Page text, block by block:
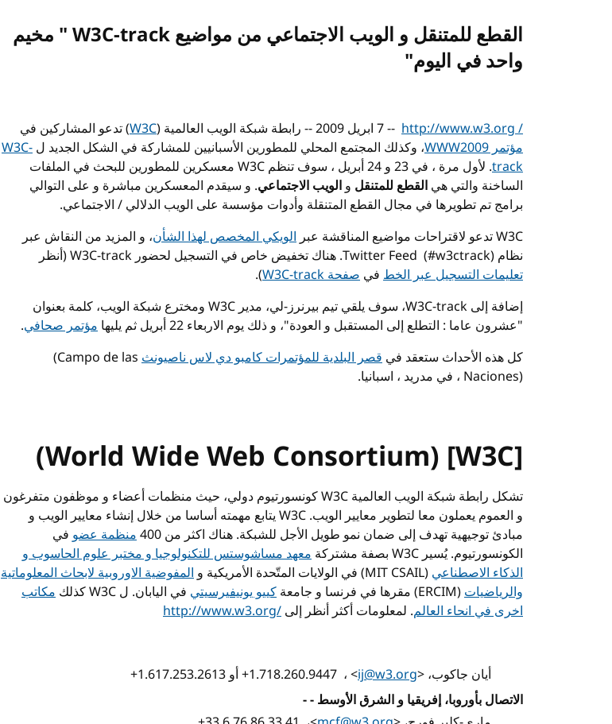
القطع للمتنقل و الويب الاجتماعي من مواضيعW3C-track" مخيم
واحد في اليوم"
http://www.w3.org / ‏ -- 7 ابريل 2009 -- رابطة شبكة الويب العالمية ( W3C) تدعو المشاركين في
مؤتمرWWW2009، وكذلك المجتمع المحلي للمطورين الأسبانيين للمشاركة في الشكل الجديد ل W3C-
track. لأول مرة ، في 23 و 24 أبريل ، سوف تنظم W3C معسكرين للمطورين للبحث في الملفات
الساخنة والتي هي القطع للمتنقل و الويب الاجتماعي. و سيقدم المعسكرين مباشرة و على التوالي
برامج تم تطويرها في مجال القطع المتنقلة وأدوات مؤسسة على الويب الدلالي / الاجتماعي.
W3Cتدعو لاقتراحات مواضيع المناقشة عبر الويكي المخصص لهذا الشأن، و المزيد من النقاش عبر
نظام Twitter Feed ‏ (#w3ctrack) . هناك تخفيض خاص في التسجيل لحضور W3C-track(أنظر
تعليمات التسجيل عبر الخط في صفحةW3C-track
).
إضافة إلى W3C-track، سوف يلقي تيم بيرنرز-لي، مدير W3C ومخترع شبكة الويب، كلمة بعنوان
"عشرون عاما : التطلع إلى المستقبل و العودة"، و ذلك يوم الاربعاء 22 أبريل ثم يليها
مؤتمر صحافي.
كل هذه الأحداث ستعقد في قصر البلدية للمؤتمرات كامبو دي لاس ناصيونث (Campo de las
Naciones) ، في مدريد ، اسبانيا.
(World Wide Web Consortium) [W3C]
تشكل رابطة شبكة الويب العالمية W3Cكونسورتيوم دولي، حيث منظمات أعضاء و موظفون متفرغون
و العموم يعملون معا لتطوير معايير الويب. W3Cيتابع مهمته أساسا من خلال إنشاء معايير الويب و
مبادئ توجيهية تهدف إلى ضمان نمو طويل الأجل للشبكة. هناك اكثر من 400
منظمة عضو في
الكونسورتيوم. يُسير W3C بصفة مشتركة معهد مساشوستس للتكنولوجيا و مختبر علوم الحاسوب و
الذكاء الاصطناعي (MIT CSAIL) في الولايات المتّحدة الأمريكية و المفوضية الاوروبية لابحاث المعلوماتية
والرياضيات(ERCIM) مقرها في فرنسا و جامعة كييو يونيفيرسيتي في اليابان. ل W3Cكذلك مكاتب
اخرى في انحاء العالم. لمعلومات أكثر أنظر إلى http://www.w3.org/
أيان جاكوب، <ij@w3.org> ، ‏ +1.718.260.9447أو +1.617.253.2613
الاتصال بأوروبا، إفريقيا و الشرق الأوسط - -